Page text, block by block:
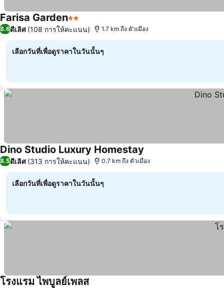
Farisa Garden2 ดาว
8.6ดีเลิศ (108 การให้คะแนน) 1.7 km ถึง ตัวเมือง
เลือกวันที่เพื่อดูราคาในวันนั้นๆ
Dino Studio Luxury Homestay
8.5ดีเลิศ (313 การให้คะแนน) 0.7 km ถึง ตัวเมือง
เลือกวันที่เพื่อดูราคาในวันนั้นๆ
โรงแรม ไพบูลย์เพลส